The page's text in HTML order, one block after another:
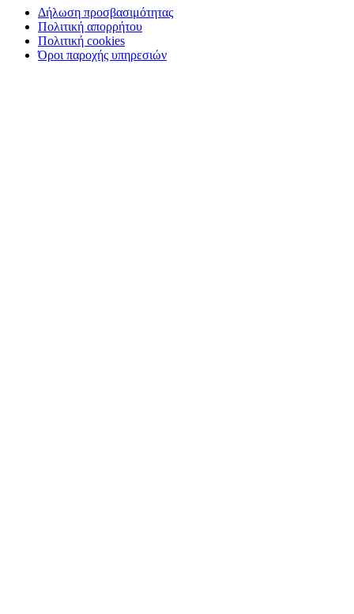
Δήλωση προσβασιμότητας
Πολιτική απορρήτου
Πολιτική cookies
Όροι παροχής υπηρεσιών